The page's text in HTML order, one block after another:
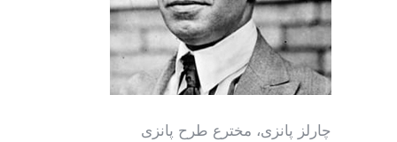
چارلز پانزی، مخترع طرح پانزی